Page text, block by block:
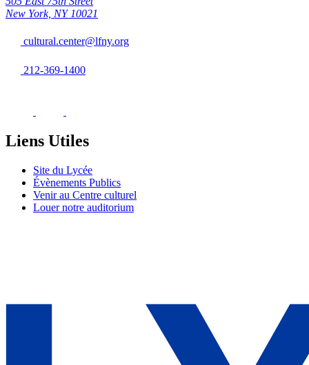
New York, NY 10021
cultural.center@lfny.org
212-369-1400
Liens Utiles
Site du Lycée
Évènements Publics
Venir au Centre culturel
Louer notre auditorium